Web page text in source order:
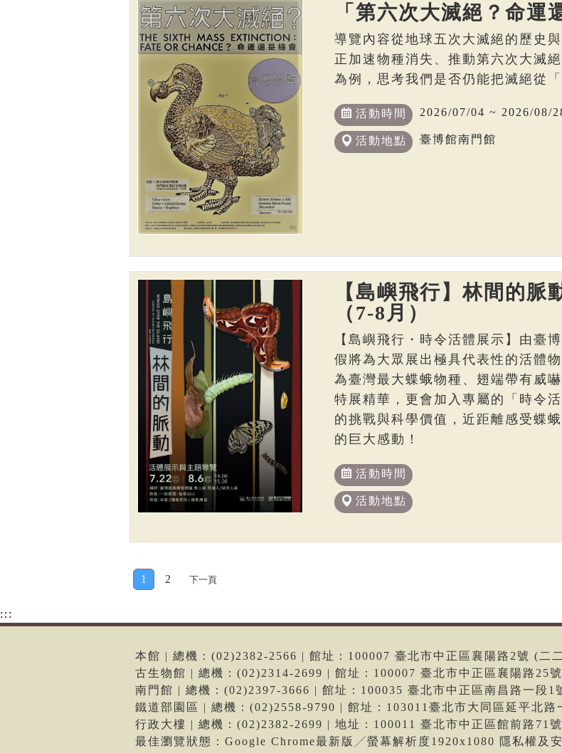
「第六次大滅絕？命運
導覽內容從地球五次大滅絕的歷史
正加速物種消失、推動第六次大滅
為例，思考我們是否仍能把滅絕從
活動時間 2026/07/04 ~ 2026/08/
活動地點 臺博館南門館
【島嶼飛行】林間的脈
（7-8月）
【島嶼飛行・時令活體展示】由臺
假將為大眾展出極具代表性的活體
為臺灣最大蝶蛾物種、翅端帶有威
特展精華，更會加入專屬的「時令
的挑戰與科學價值，近距離感受蝶
的巨大感動！
活動時間
活動地點
1 2 下一頁
:::
本館 | 總機：(02)2382-2566 | 館址：100007 臺北市中正區襄陽路2號 (二
古生物館 | 總機：(02)2314-2699 | 館址：100007 臺北市中正區襄陽路25
南門館 | 總機：(02)2397-3666 | 館址：100035 臺北市中正區南昌路一段1
鐵道部園區 | 總機：(02)2558-9790 | 館址：103011臺北市大同區延平北路
行政大樓 | 總機：(02)2382-2699 | 地址：100011 臺北市中正區館前路71
最佳瀏覽狀態：Google Chrome最新版╱螢幕解析度1920x1080 隱私權及